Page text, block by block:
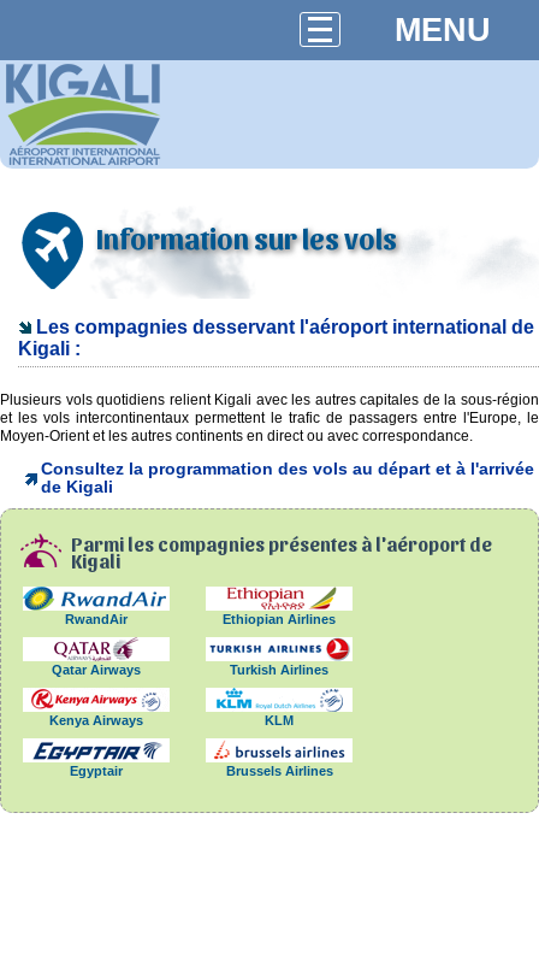
MENU
Information sur les vols
Les compagnies desservant l'aéroport international de
Kigali :
Plusieurs vols quotidiens relient Kigali avec les autres capitales de la sous-région
et les vols intercontinentaux permettent le trafic de passagers entre l'Europe, le
Moyen-Orient et les autres continents en direct ou avec correspondance.
Consultez la programmation des vols au départ et à l'arrivée
de Kigali
Parmi les compagnies présentes à l'aéroport de
Kigali
RwandAir Ethiopian Airlines
Qatar Airways Turkish Airlines
Kenya Airways KLM
Egyptair Brussels Airlines